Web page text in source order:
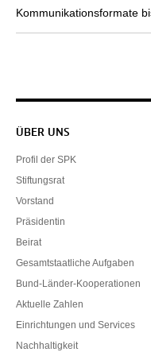
Kommunikationsformate
ÜBER UNS
Profil der SPK
Stiftungsrat
Vorstand
Präsidentin
Beirat
Gesamtstaatliche Aufgaben
Bund-Länder-Kooperationen
Aktuelle Zahlen
Einrichtungen und Services
Nachhaltigkeit